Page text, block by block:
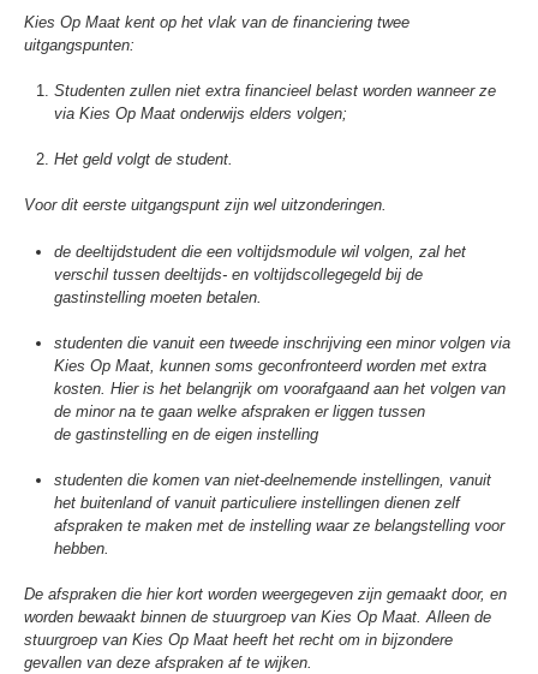
Kies Op Maat kent op het vlak van de financiering twee
uitgangspunten:
Studenten zullen niet extra financieel belast worden wanneer ze
via Kies Op Maat onderwijs elders volgen;
Het geld volgt de student.
Voor dit eerste uitgangspunt zijn wel uitzonderingen.
de deeltijdstudent die een voltijdsmodule wil volgen, zal het
verschil tussen deeltijds- en voltijdscollegegeld bij de
gastinstelling moeten betalen.
studenten die vanuit een tweede inschrijving een minor volgen via
Kies Op Maat, kunnen soms geconfronteerd worden met extra
kosten. Hier is het belangrijk om voorafgaand aan het volgen van
de minor na te gaan welke afspraken er liggen tussen
de gastinstelling en de eigen instelling
studenten die komen van niet-deelnemende instellingen, vanuit
het buitenland of vanuit particuliere instellingen dienen zelf
afspraken te maken met de instelling waar ze belangstelling voor
hebben.
De afspraken die hier kort worden weergegeven zijn gemaakt door, en
worden bewaakt binnen de stuurgroep van Kies Op Maat. Alleen de
stuurgroep van Kies Op Maat heeft het recht om in bijzondere
gevallen van deze afspraken af te wijken.